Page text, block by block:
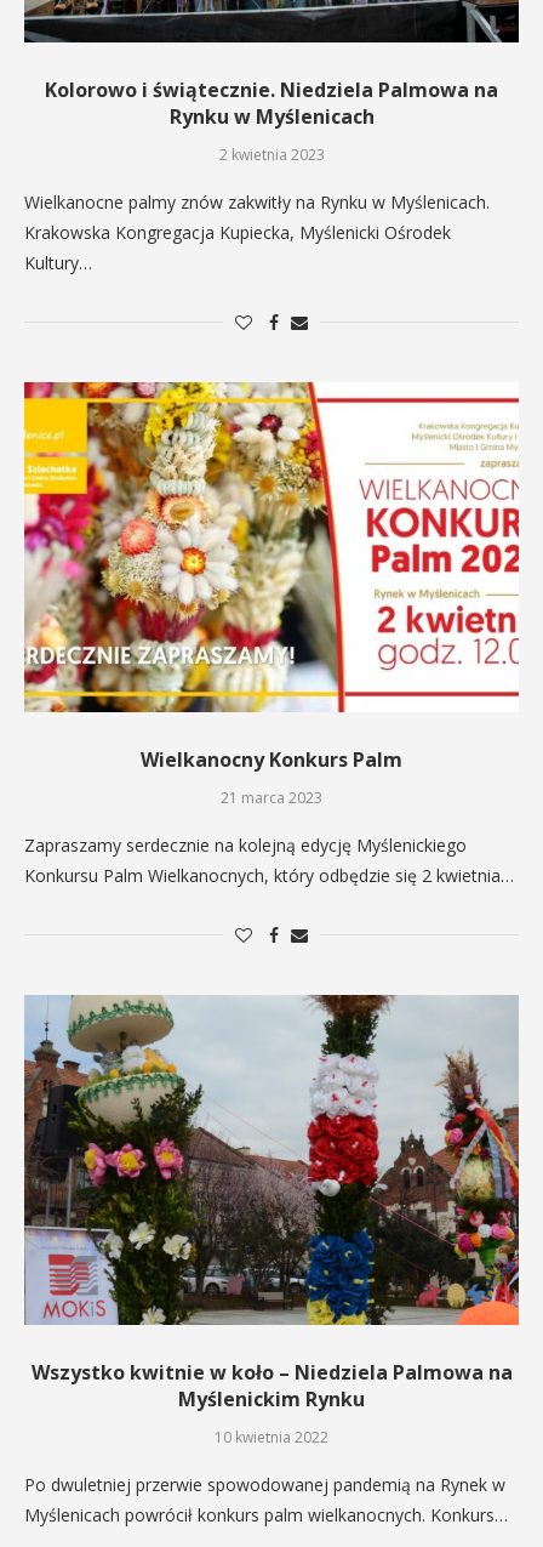
Kolorowo i świątecznie. Niedziela Palmowa na
Rynku w Myślenicach
2 kwietnia 2023
Wielkanocne palmy znów zakwitły na Rynku w Myślenicach.
Krakowska Kongregacja Kupiecka, Myślenicki Ośrodek
Kultury…
Wielkanocny Konkurs Palm
21 marca 2023
Zapraszamy serdecznie na kolejną edycję Myślenickiego
Konkursu Palm Wielkanocnych, który odbędzie się 2 kwietnia…
Wszystko kwitnie w koło – Niedziela Palmowa na
Myślenickim Rynku
10 kwietnia 2022
Po dwuletniej przerwie spowodowanej pandemią na Rynek w
Myślenicach powrócił konkurs palm wielkanocnych. Konkurs…